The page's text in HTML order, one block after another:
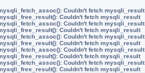
Couldn't fetch mysqli_result
Couldn't fetch mysqli_result
Couldn't fetch mysqli_result
Couldn't fetch mysqli_result
Couldn't fetch mysqli_result
Couldn't fetch mysqli_result
Couldn't fetch mysqli_result
Couldn't fetch mysqli_result
Couldn't fetch mysqli_result
Couldn't fetch mysqli_result